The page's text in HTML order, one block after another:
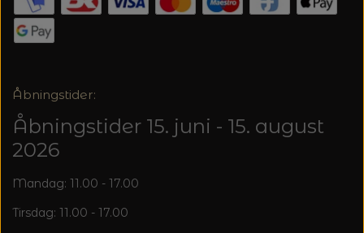
Åbningstider:
Åbningstider 15. juni - 15. august
2026
Mandag: 11.00 - 17.00
Tirsdag: 11.00 - 17.00